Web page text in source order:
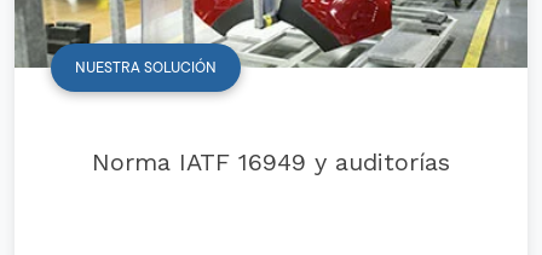
NUESTRA SOLUCIÓN
Norma IATF 16949 y auditorías